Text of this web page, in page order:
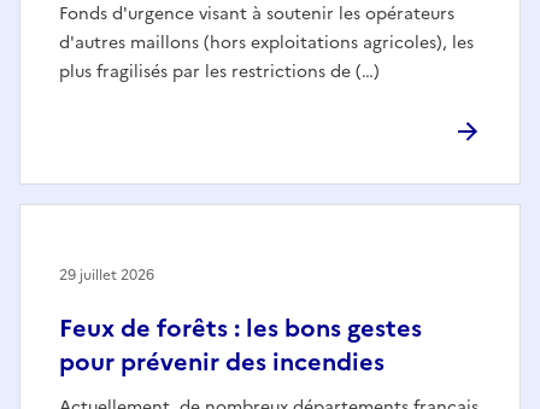
Fonds d'urgence visant à soutenir les opérateurs
d'autres maillons (hors exploitations agricoles), les
plus fragilisés par les restrictions de (…)
Feux de forêts : les bons gestes
pour prévenir des incendies
29 juillet 2026